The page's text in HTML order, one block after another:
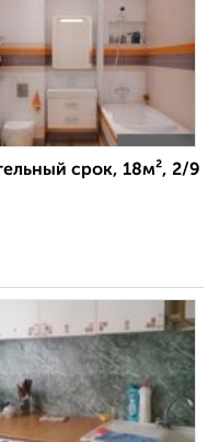
срок, 18м², 2/9